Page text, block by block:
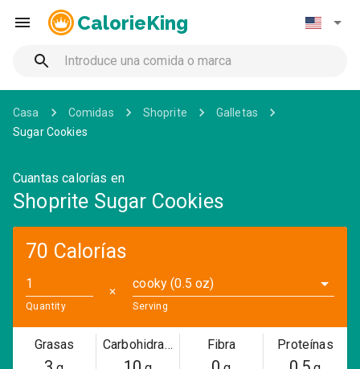
CalorieKing
Casa Comidas Shoprite
Galletas
Sugar Cookies
Cuantas calorías en
Shoprite Sugar Cookies
70 Calorías
Quantity
✕
cooky (0.5 oz)
Serving
Grasas Carbohidratos Fibra Proteínas